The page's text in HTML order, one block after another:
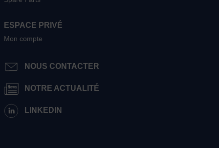
ESPACE PRIVÉ
Mon compte
NOUS CONTACTER
NOTRE ACTUALITÉ
LINKEDIN